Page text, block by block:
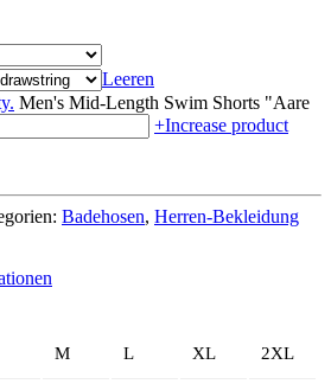
Leeren
Men's Mid-Length Swim Shorts "Aare
+Increase product
Badehosen, Herren-Bekleidung
M L XL 2XL